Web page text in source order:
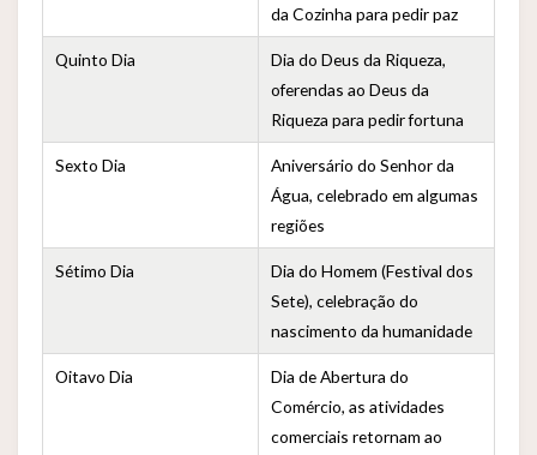
da Cozinha para pedir paz
Quinto Dia
Dia do Deus da Riqueza,
oferendas ao Deus da
Riqueza para pedir fortuna
Sexto Dia
Aniversário do Senhor da
Água, celebrado em algumas
regiões
Sétimo Dia
Dia do Homem (Festival dos
Sete), celebração do
nascimento da humanidade
Oitavo Dia
Dia de Abertura do
Comércio, as atividades
comerciais retornam ao